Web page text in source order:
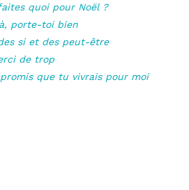
quoi pour Noël ?
porte-toi bien
si et des peut-être
de trop
promis que tu vivrais pour moi